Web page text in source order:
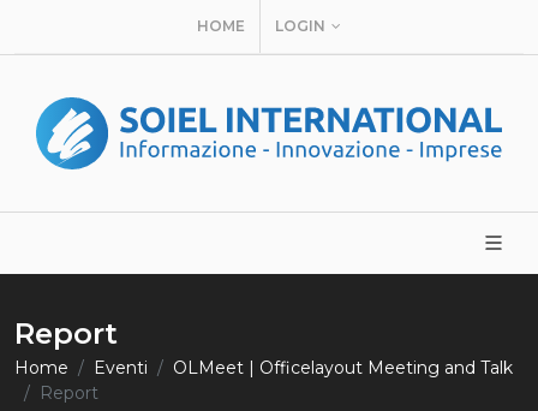
HOME LOGIN
Report
Home Eventi
OLMeet | Officelayout Meeting and Talk
Report